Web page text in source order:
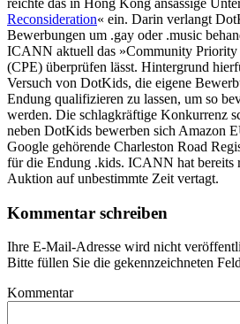
Reconsideration« ein. Darin verlangt
Bewerbungen um .gay oder .music
ICANN aktuell das »Community Priority
(CPE) überprüfen lässt. Hintergrund
Versuch von DotKids, die eigene
Endung qualifizieren zu lassen, um so
werden. Die schlagkräftige Konkurrenz
neben DotKids bewerben sich Amazon
Google gehörende Charleston Road
für die Endung .kids. ICANN hat bereits
Auktion auf unbestimmte Zeit vertagt.
Kommentar schreiben
Ihre E-Mail-Adresse wird nicht
Bitte füllen Sie die gekennzeichneten
Kommentar